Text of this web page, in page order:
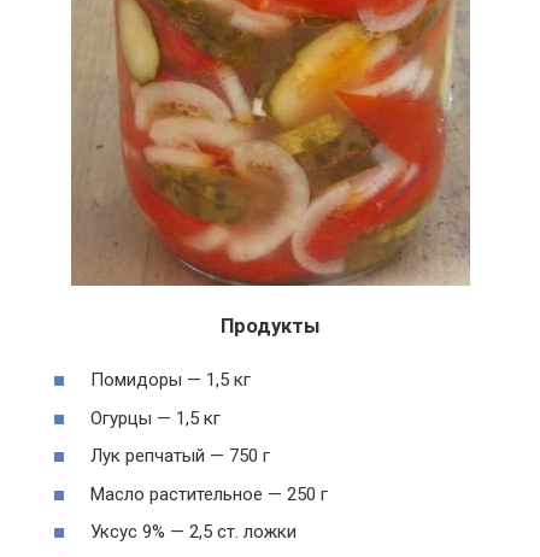
Продукты
Помидоры — 1,5 кг
Огурцы — 1,5 кг
Лук репчатый — 750 г
Масло растительное — 250 г
Уксус 9% — 2,5 ст. ложки